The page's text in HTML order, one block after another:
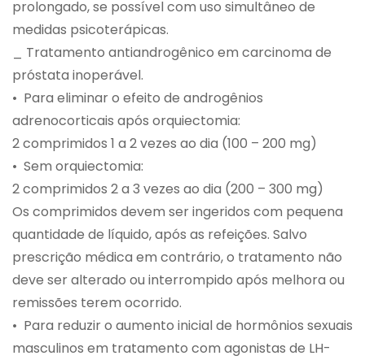
prolongado, se possível com uso simultâneo de
medidas psicoterápicas.
_ Tratamento antiandrogênico em carcinoma de
próstata inoperável.
• Para eliminar o efeito de androgênios
adrenocorticais após orquiectomia:
2 comprimidos 1 a 2 vezes ao dia (100 – 200 mg)
• Sem orquiectomia:
2 comprimidos 2 a 3 vezes ao dia (200 – 300 mg)
Os comprimidos devem ser ingeridos com pequena
quantidade de líquido, após as refeições. Salvo
prescrição médica em contrário, o tratamento não
deve ser alterado ou interrompido após melhora ou
remissões terem ocorrido.
• Para reduzir o aumento inicial de hormônios sexuais
masculinos em tratamento com agonistas de LH-